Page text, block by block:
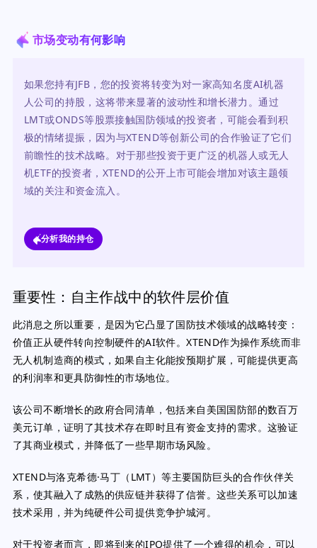
市场变动有何影响
如果您持有JFB，您的投资将转变为对一家高知名度AI机器
人公司的持股，这将带来显著的波动性和增长潜力。通过
LMT或ONDS等股票接触国防领域的投资者，可能会看到积
极的情绪提振，因为与XTEND等创新公司的合作验证了它们
前瞻性的技术战略。对于那些投资于更广泛的机器人或无人
机ETF的投资者，XTEND的公开上市可能会增加对该主题领
域的关注和资金流入。
分析我的持仓
重要性：自主作战中的软件层价值
此消息之所以重要，是因为它凸显了国防技术领域的战略转变：
价值正从硬件转向控制硬件的AI软件。XTEND作为操作系统而非
无人机制造商的模式，如果自主化能按预期扩展，可能提供更高
的利润率和更具防御性的市场地位。
该公司不断增长的政府合同清单，包括来自美国国防部的数百万
美元订单，证明了其技术存在即时且有资金支持的需求。这验证
了其商业模式，并降低了一些早期市场风险。
XTEND与洛克希德·马丁（LMT）等主要国防巨头的合作伙伴关
系，使其融入了成熟的供应链并获得了信誉。这些关系可以加速
技术采用，并为纯硬件公司提供竞争护城河。
对于投资者而言，即将到来的IPO提供了一个难得的机会，可以